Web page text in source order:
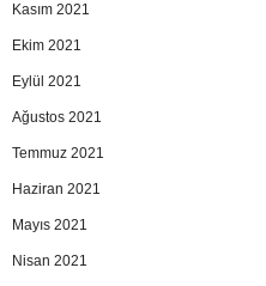
Kasım 2021
Ekim 2021
Eylül 2021
Ağustos 2021
Temmuz 2021
Haziran 2021
Mayıs 2021
Nisan 2021